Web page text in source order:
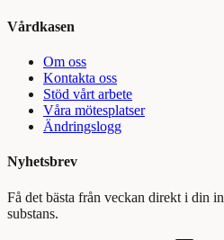
Vårdkasen
Om oss
Kontakta oss
Stöd vårt arbete
Våra mötesplatser
Ändringslogg
Nyhetsbrev
Få det bästa från veckan direkt i din
substans.